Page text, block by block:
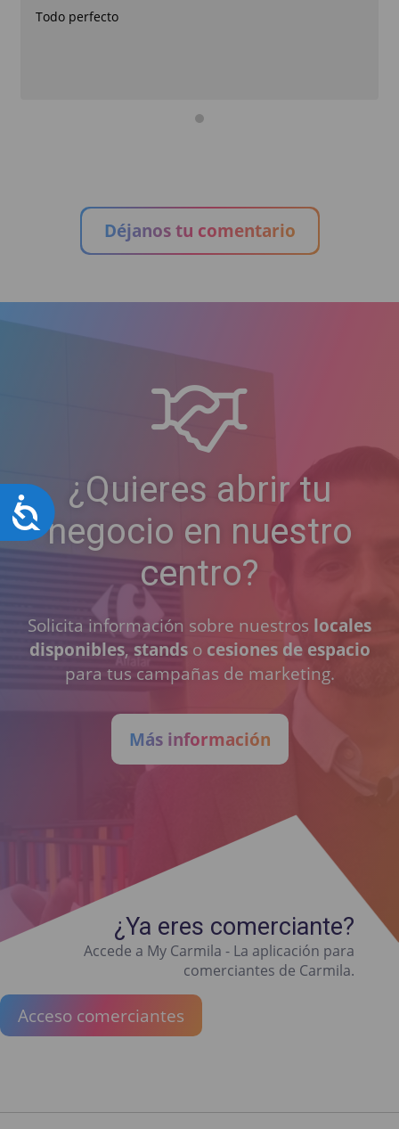
Accesibilidad
Todo perfecto
Déjanos tu comentario
¿Quieres abrir tu
negocio en nuestro
centro?
Solicita información sobre nuestros locales
disponibles, standso cesiones de espacio
para tus campañas de marketing.
Más información
¿Ya eres comerciante?
Accede a My Carmila - La aplicación para
comerciantes de Carmila.
Acceso comerciantes